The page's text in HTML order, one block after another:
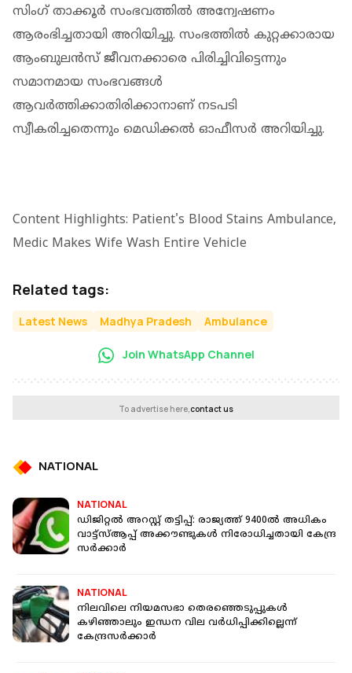
സിംഗ് താക്കൂർ സംഭവത്തിൽ അന്വേഷണം
ആരംഭിച്ചതായി അറിയിച്ചു. സംഭത്തിൽ കുറ്റക്കാരായ
ആംബുലൻസ് ജീവനക്കാരെ പിരിച്ചിവിട്ടെന്നും
സമാനമായ സംഭവങ്ങൾ
ആവർത്തിക്കാതിരിക്കാനാണ് നടപടി
സ്വീകരിച്ചതെന്നും മെഡിക്കൽ ഓഫീസർ അറിയിച്ചു.
Content Highlights: Patient's Blood Stains Ambulance,
Medic Makes Wife Wash Entire Vehicle
Related tags:
Latest News Madhya Pradesh Ambulance
Join WhatsApp Channel
To advertise here,contact us
NATIONAL
NATIONAL
ഡിജിറ്റൽ അറസ്റ്റ് തട്ടിപ്പ്: രാജ്യത്ത് 9400ൽ അധികം
വാട്ട്സ്ആപ്പ് അക്കൗണ്ടുകൾ നിരോധിച്ചതായി കേന്ദ്ര
സർക്കാർ
NATIONAL
നിലവിലെ നിയമസഭാ തെരഞ്ഞെടുപ്പുകൾ
കഴിഞ്ഞാലും ഇന്ധന വില വർധിപ്പിക്കില്ലെന്ന്
കേന്ദ്രസർക്കാർ